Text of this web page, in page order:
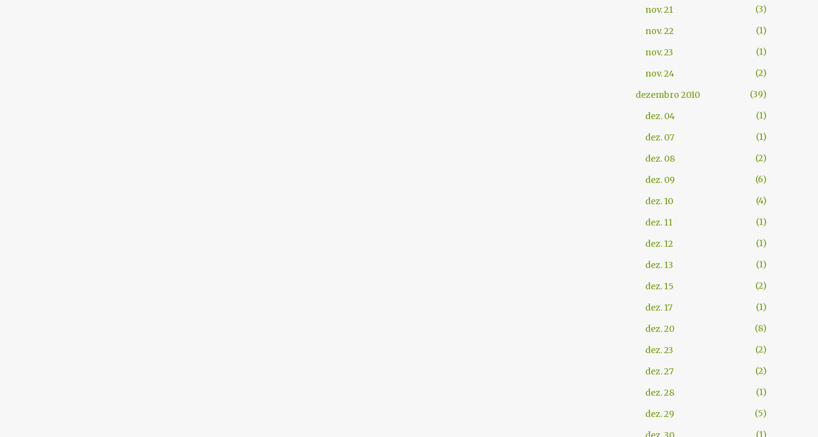
nov. 21
3
nov. 22
1
nov. 23
1
nov. 24
2
dezembro 2010
39
dez. 04
1
dez. 07
1
dez. 08
2
dez. 09
6
dez. 10
4
dez. 11
1
dez. 12
1
dez. 13
1
dez. 15
2
dez. 17
1
dez. 20
8
dez. 23
2
dez. 27
2
dez. 28
1
dez. 29
5
1